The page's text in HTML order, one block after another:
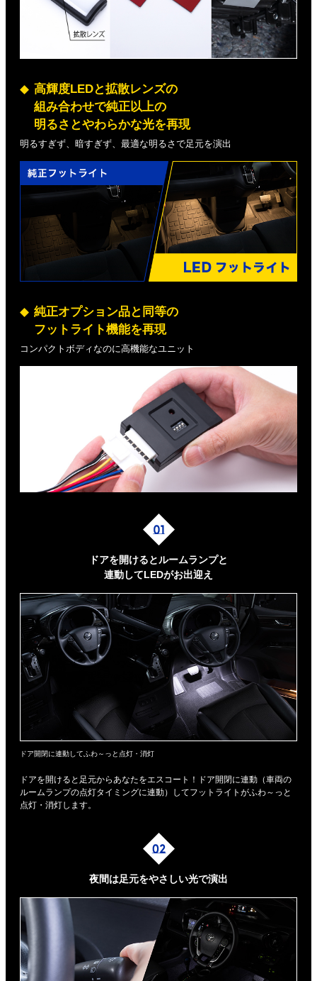
高輝度LEDと拡散レンズの
組み合わせで純正以上の
明るさとやわらかな光を再現
明るすぎず、暗すぎず、最適な明るさで足元を演出
純正オプション品と同等の
フットライト機能を再現
コンパクトボディなのに高機能なユニット
ドアを開けるとルームランプと
連動してLEDがお出迎え
ドア開閉に連動してふわ～っと点灯・消灯
ドアを開けると足元からあなたをエスコート！ドア開閉に連動（車両の
ルームランプの点灯タイミングに連動）してフットライトがふわ～っと
点灯・消灯します。
夜間は足元をやさしい光で演出